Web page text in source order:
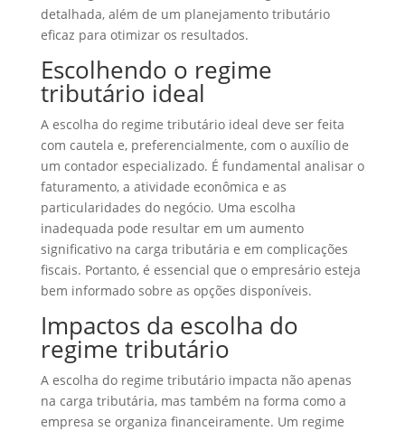
detalhada, além de um planejamento tributário
eficaz para otimizar os resultados.
Escolhendo o regime
tributário ideal
A escolha do regime tributário ideal deve ser feita
com cautela e, preferencialmente, com o auxílio de
um contador especializado. É fundamental analisar o
faturamento, a atividade econômica e as
particularidades do negócio. Uma escolha
inadequada pode resultar em um aumento
significativo na carga tributária e em complicações
fiscais. Portanto, é essencial que o empresário esteja
bem informado sobre as opções disponíveis.
Impactos da escolha do
regime tributário
A escolha do regime tributário impacta não apenas
na carga tributária, mas também na forma como a
empresa se organiza financeiramente. Um regime